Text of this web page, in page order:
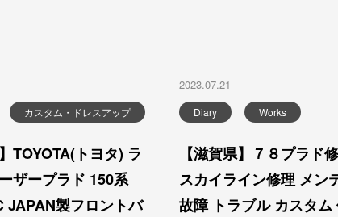
カスタム・ドレスアップ
TOYOTA(トヨタ) ラ
ザープラド 150系
JAPAN製フロントバ
2023.07.21
Diary Works
【滋賀県】７８プラド
スカイライン修理 メン
故障 トラブル カスタム